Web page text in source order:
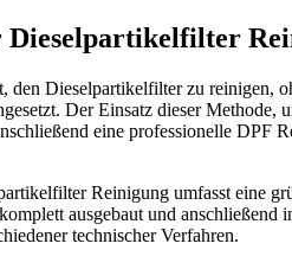
Dieselpartikelfilter zu reinigen,
Der Einsatz dieser
eine professionelle
Reinigung umfasst eine
ausgebaut und
technischer Verfahren.